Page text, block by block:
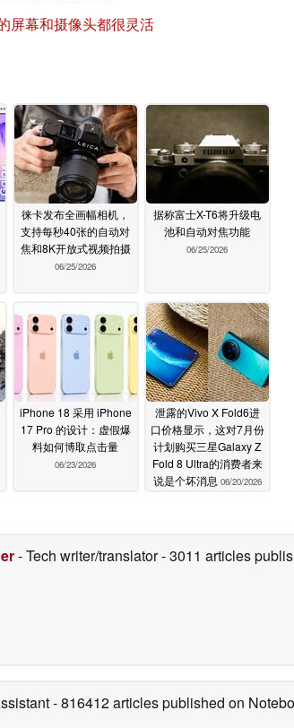
屏幕和摄像头都很灵活
徕卡发布全画幅相机，
支持每秒40张的自动对
焦和8K开放式视频拍摄
06/25/2026
据称富士X-T6将升级电
池和自动对焦功能
06/25/2026
iPhone 18 采用 iPhone
17 Pro 的设计：虚假爆
料如何博取点击量
06/23/2026
泄露的Vivo X Fold6进
口价格显示，这对7月份
计划购买三星Galaxy Z
Fold 8 Ultra的消费者来
说是个坏消息 06/20/2026
- Tech writer/translator- 3011 articles
- 816412 articles published on